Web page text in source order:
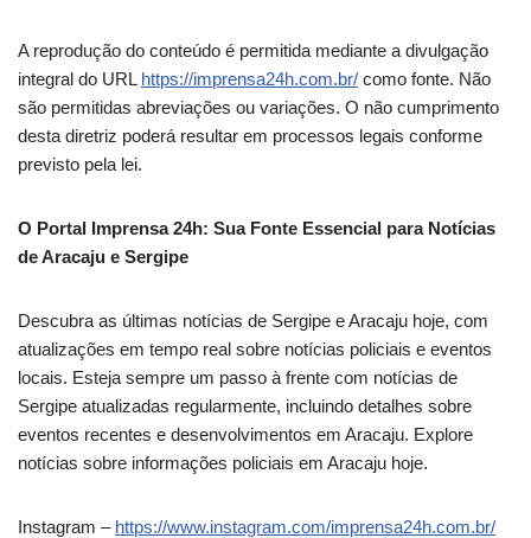
A reprodução do conteúdo é permitida mediante a divulgação
integral do URL https://imprensa24h.com.br/ como fonte. Não
são permitidas abreviações ou variações. O não cumprimento
desta diretriz poderá resultar em processos legais conforme
previsto pela lei.
O Portal Imprensa 24h: Sua Fonte Essencial para Notícias
de Aracaju e Sergipe
Descubra as últimas notícias de Sergipe e Aracaju hoje, com
atualizações em tempo real sobre notícias policiais e eventos
locais. Esteja sempre um passo à frente com notícias de
Sergipe atualizadas regularmente, incluindo detalhes sobre
eventos recentes e desenvolvimentos em Aracaju. Explore
notícias sobre informações policiais em Aracaju hoje.
Instagram – https://www.instagram.com/imprensa24h.com.br/